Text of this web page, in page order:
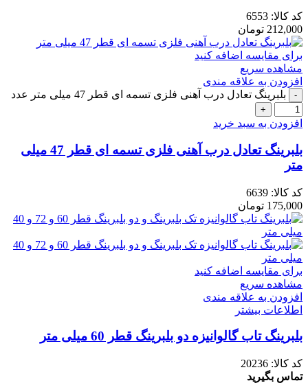
کد کالا: 6553
212,000 تومان
برای مقایسه اضافه کنید
مشاهده سریع
افزودن به علاقه مندی
بلبرینگ تعادل درب آهنی فلزی تسمه ای قطر 47 میلی متر عدد
افزودن به سبد خرید
بلبرینگ تعادل درب آهنی فلزی تسمه ای قطر 47 میلی
متر
کد کالا: 6639
175,000 تومان
برای مقایسه اضافه کنید
مشاهده سریع
افزودن به علاقه مندی
اطلاعات بیشتر
بلبرینگ تاب گالوانیزه دو بلبرینگ قطر 60 میلی متر
کد کالا: 20236
تماس بگیرید